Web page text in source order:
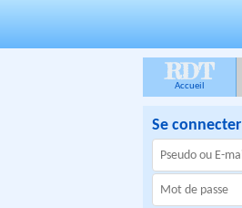
RDT
Accueil
Se connecter